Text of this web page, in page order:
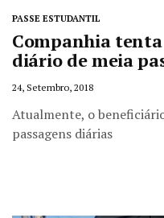
PASSE ESTUDANTIL
Companhia
diário de meia
24, Setembro, 2018
Atualmente, o
passagens diárias